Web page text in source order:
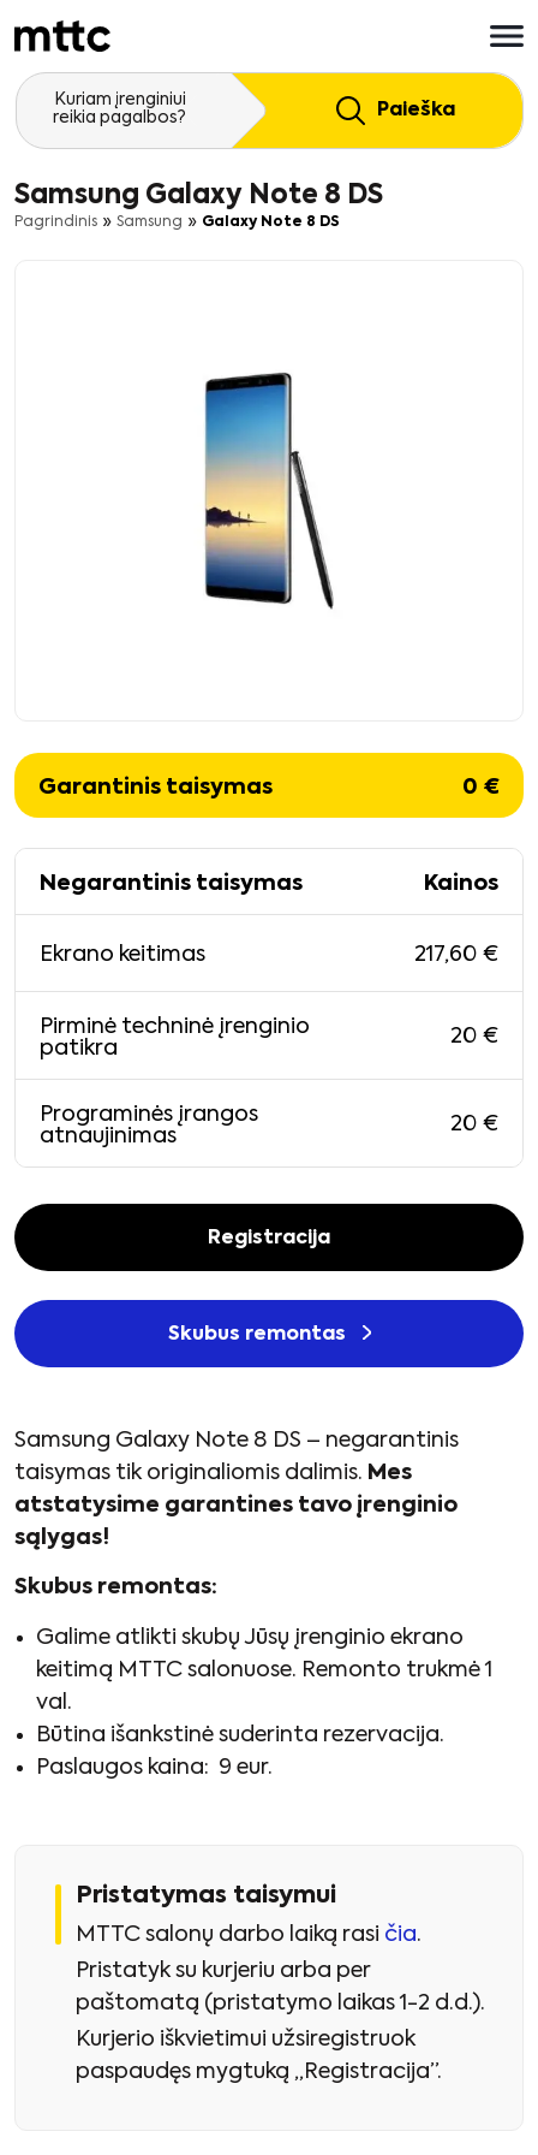
prie
pagrindinio
turinioKuriam įrenginiui
reikia pagalbos?
Paieška
Samsung Galaxy Note 8 DS
Pagrindinis » Samsung » Galaxy Note 8 DS
Garantinis taisymas 0 €
Negarantinis taisymas Kainos
Ekrano keitimas 217,60 €
Pirminė techninė įrenginio
patikra
20 €
Programinės įrangos
atnaujinimas
20 €
Registracija
Skubus remontas
Samsung Galaxy Note 8 DS – negarantinis
taisymas tik originaliomis dalimis. Mes
atstatysime garantines tavo įrenginio
sąlygas!
Skubus remontas:
Galime atlikti skubų Jūsų įrenginio ekrano
keitimą MTTC salonuose. Remonto trukmė 1
val.
Būtina išankstinė suderinta rezervacija.
Paslaugos kaina: 9 eur.
Pristatymas taisymui
MTTC salonų darbo laiką rasi čia.
Pristatyk su kurjeriu arba per
paštomatą (pristatymo laikas 1-2 d.d.).
Kurjerio iškvietimui užsiregistruok
paspaudęs mygtuką „Registracija”.